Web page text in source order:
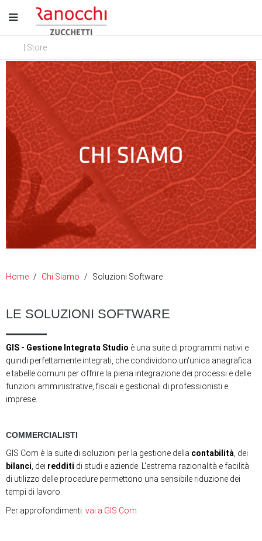
| Store
Home Chi Siamo Soluzioni Software
LE SOLUZIONI SOFTWARE
GIS - Gestione Integrata Studio è una suite di programmi nativi e
quindi perfettamente integrati, che condividono un'unica anagrafica
e tabelle comuni per offrire la piena integrazione dei processi e delle
funzioni amministrative, fiscali e gestionali di professionisti e
imprese.
COMMERCIALISTI
GIS Com è la suite di soluzioni per la gestione della contabilità , dei
bilanci , dei redditi di studi e aziende. L'estrema razionalità e facilità
di utilizzo delle procedure permettono una sensibile riduzione dei
tempi di lavoro.
Per approfondimenti: vai a GIS Com